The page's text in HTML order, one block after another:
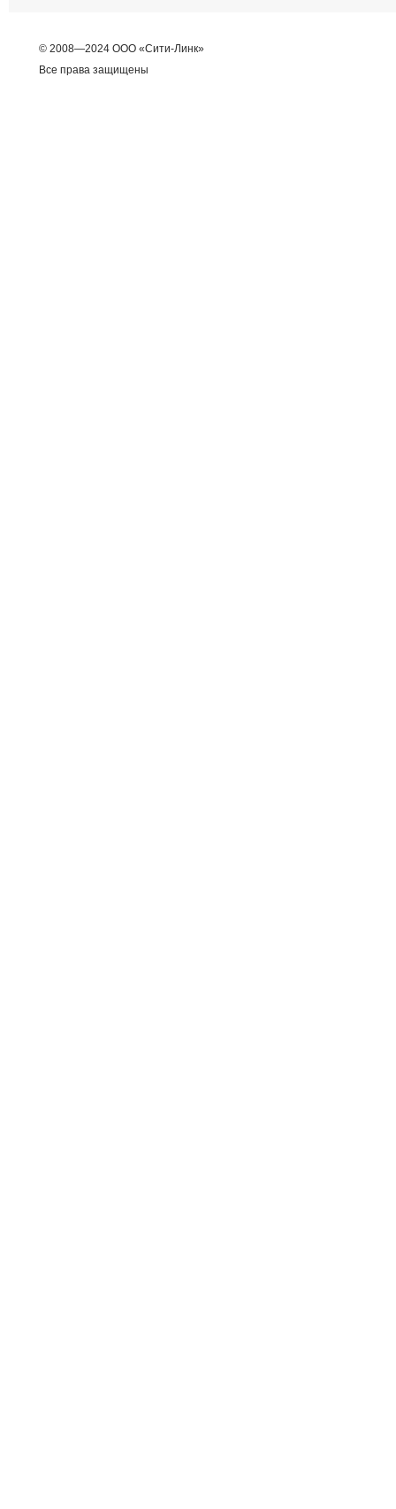
© 2008—2024 ООО «Сити-Линк»
Все права защищены